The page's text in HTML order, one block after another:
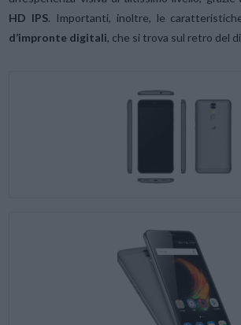
HD IPS. Importanti, inoltre, le
d’impronte digitali, che si trova sul retro del